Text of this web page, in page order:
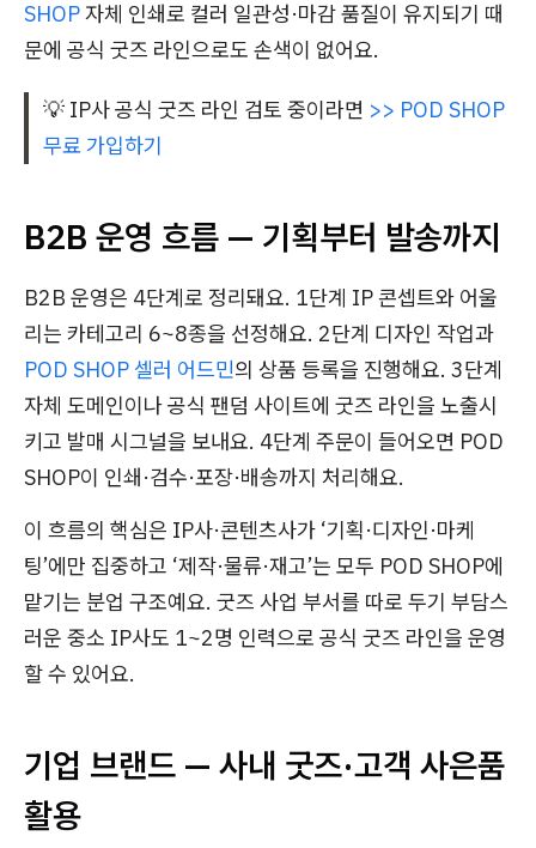
SHOP자체 인쇄로 컬러 일관성·마감 품질이 유지되기 때
문에 공식 굿즈 라인으로도 손색이 없어요.
💡 IP사 공식 굿즈 라인 검토 중이라면 >> POD SHOP
무료 가입하기
B2B 운영 흐름 — 기획부터 발송까지
B2B 운영은 4단계로 정리돼요. 1단계 IP 콘셉트와 어울
리는 카테고리 6~8종을 선정해요. 2단계 디자인 작업과
POD SHOP 셀러 어드민의 상품 등록을 진행해요. 3단계
자체 도메인이나 공식 팬덤 사이트에 굿즈 라인을 노출시
키고 발매 시그널을 보내요. 4단계 주문이 들어오면 POD
SHOP이 인쇄·검수·포장·배송까지 처리해요.
이 흐름의 핵심은 IP사·콘텐츠사가 ‘기획·디자인·마케
팅’에만 집중하고 ‘제작·물류·재고’는 모두 POD SHOP에
맡기는 분업 구조예요. 굿즈 사업 부서를 따로 두기 부담스
러운 중소 IP사도 1~2명 인력으로 공식 굿즈 라인을 운영
할 수 있어요.
기업 브랜드 — 사내 굿즈·고객 사은품
활용